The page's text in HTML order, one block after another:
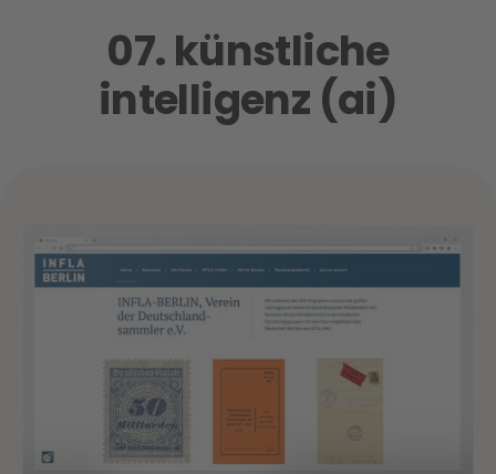
07. künstliche
intelligenz (ai)
infla-berlin